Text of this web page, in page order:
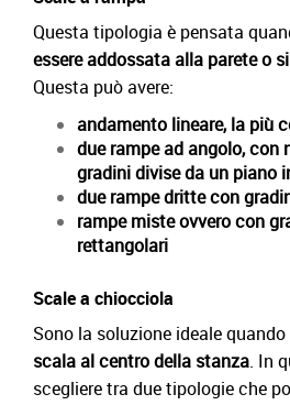
Questa tipologia è pensata
essere addossata alla parete o
Questa può avere:
andamento lineare, la più
due rampe ad angolo, con
gradini divise da un piano
due rampe dritte con
rampe miste ovvero con
rettangolari
Scale a chiocciola
Sono la soluzione ideale
scala al centro della stanza. In
scegliere tra due tipologie che